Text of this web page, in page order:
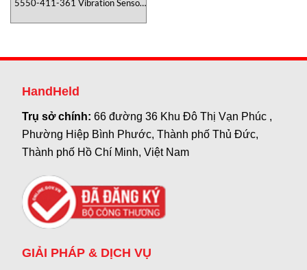
5550-411-361 Vibration Sensor
HandHeld
Trụ sở chính:66 đường 36 Khu Đô Thị Vạn Phúc ,
Phường Hiệp Bình Phước, Thành phố Thủ Đức,
Thành phố Hồ Chí Minh, Việt Nam
GIẢI PHÁP & DỊCH VỤ